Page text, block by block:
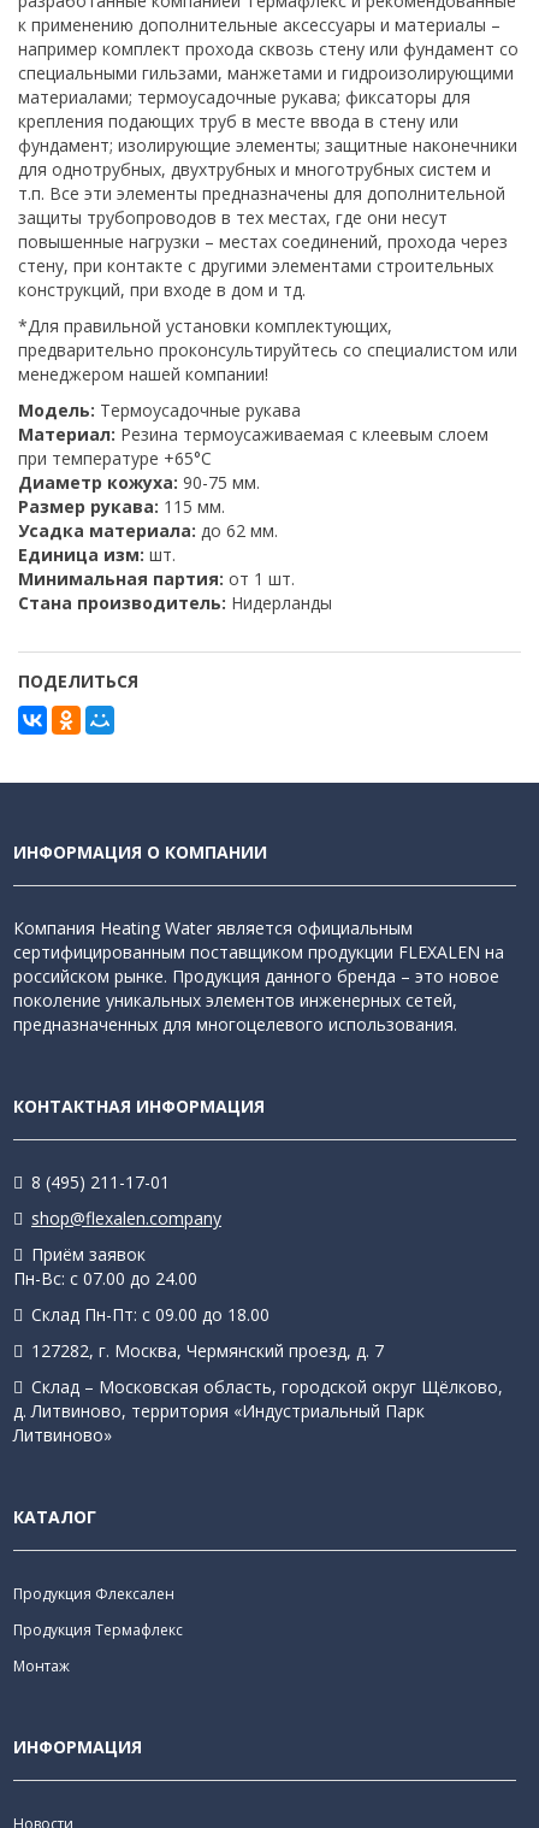
к применению дополнительные аксессуары и материалы –
например комплект прохода сквозь стену или фундамент со
специальными гильзами, манжетами и гидроизолирующими
материалами; термоусадочные рукава; фиксаторы для
крепления подающих труб в месте ввода в стену или
фундамент; изолирующие элементы; защитные наконечники
для однотрубных, двухтрубных и многотрубных систем и
т.п. Все эти элементы предназначены для дополнительной
защиты трубопроводов в тех местах, где они несут
повышенные нагрузки – местах соединений, прохода через
стену, при контакте с другими элементами строительных
конструкций, при входе в дом и тд.
*Для правильной установки комплектующих,
предварительно проконсультируйтесь со специалистом или
менеджером нашей компании!
Модель: Термоусадочные рукава
Материал: Резина термоусаживаемая с клеевым слоем
при температуре +65°C
Диаметр кожуха: 90-75 мм.
Размер рукава: 115 мм.
Усадка материала: до 62 мм.
Единица изм: шт.
Минимальная партия: от 1 шт.
Стана производитель: Нидерланды
ПОДЕЛИТЬСЯ
ИНФОРМАЦИЯ О КОМПАНИИ
Компания Heating Water является официальным
сертифицированным поставщиком продукции FLEXALEN на
российском рынке. Продукция данного бренда – это новое
поколение уникальных элементов инженерных сетей,
предназначенных для многоцелевого использования.
КОНТАКТНАЯ ИНФОРМАЦИЯ
8 (495) 211-17-01
shop@flexalen.company
Приём заявок
Пн-Вс: с 07.00 до 24.00
Склад Пн-Пт: с 09.00 до 18.00
127282, г. Москва, Чермянский проезд, д. 7
Склад – Московская область, городской округ Щёлково,
д. Литвиново, территория «Индустриальный Парк
Литвиново»
КАТАЛОГ
Продукция Флексален
Продукция Термафлекс
Монтаж
ИНФОРМАЦИЯ
Новости